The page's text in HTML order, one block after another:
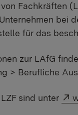
Fachkräften
bei
für das
zur LAfG
> Berufliche
sind unter